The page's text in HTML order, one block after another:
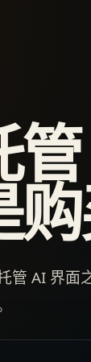
管 AI 界面